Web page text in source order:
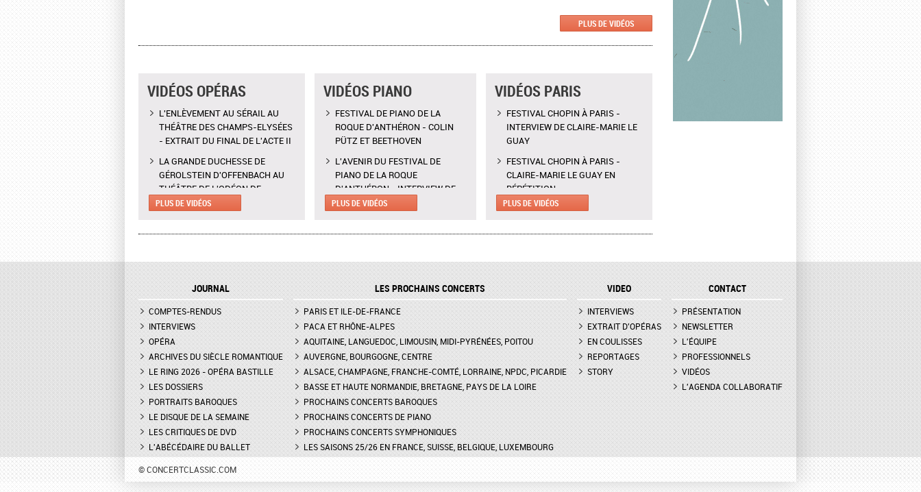
PLUS DE VIDÉOS
VIDÉOS OPÉRAS
L'ENLÈVEMENT AU SÉRAIL AU
THÉÂTRE DES CHAMPS-ELYSÉES
- EXTRAIT DU FINAL DE L'ACTE II
LA GRANDE DUCHESSE DE
GÉROLSTEIN D'OFFENBACH AU
THÉÂTRE DE L'ODÉON DE
MARSEILLE - EXTRAIT DE "AH !
L'ENLÈVEMENT AU SÉRAIL AU
- INTERVIEW DE MANON
LA GRANDE DUCHESSE DE
GÉROLSTEIN D'OFFENBACH AU
THÉÂTRE DE L'ODÉON DE
MARSEILLE - INTERVIEW D'YVES
COUDRAY, METTEUR EN SCÈN
DON GIOVANNI À L'OPÉRA DE
MONTPELLIER - EXTRAIT DE
"TREMA, TREMA, O SCELLERATO!"
PLUS DE VIDÉOS
VIDÉOS PIANO
FESTIVAL DE PIANO DE LA
ROQUE D'ANTHÉRON - COLIN
PÜTZ ET BEETHOVEN
L'AVENIR DU FESTIVAL DE
PIANO DE LA ROQUE
D'ANTHÉRON - INTERVIEW DE
CLAIRE DÉSERT, CO-
MARTINA MEOLA REMPLACE AU
BUNIATISHVILI AU FESTIVAL DE
D'ANTHÉRON
FESTIVAL DE PIANO DE LA
ROQUE D'ANTHÉON - LE RITUEL
DE LA PRÉSENTATION DES
PIANOS
FESTIVAL CHOPIN À PARIS -
INTERVIEW DE CLAIRE-MARIE LE
GUAY
PLUS DE VIDÉOS
VIDÉOS PARIS
FESTIVAL CHOPIN À PARIS -
INTERVIEW DE CLAIRE-MARIE LE
GUAY
FESTIVAL CHOPIN À PARIS -
CLAIRE-MARIE LE GUAY EN
RÉPÉTITION
CALDER PIECE D'EARLE BROWN À
INTERVIEWS DE ADÉLAÏDE
EMMANUEL JACQUET,
CALDER PIECE À LA FONDATION
VUITTON - EXTRAIT PAR
ADÉLAÏDE FERRIÈRE, VANESSA
PORTER, EMMANUEL JACQUET,
RODOLPHE THÉRY
FESTIVAL CHOPIN À PARIS -
EXTRAIT DU SCHERZO N°2 DE
PLUS DE VIDÉOS
JOURNAL
COMPTES-RENDUS
INTERVIEWS
OPÉRA
ARCHIVES DU SIÈCLE ROMANTIQUE
LE RING 2026 - OPÉRA BASTILLE
LES DOSSIERS
PORTRAITS BAROQUES
LE DISQUE DE LA SEMAINE
LES CRITIQUES DE DVD
L'ABÉCÉDAIRE DU BALLET
LES PROCHAINS CONCERTS
PARIS ET ILE-DE-FRANCE
PACA ET RHÔNE-ALPES
AQUITAINE, LANGUEDOC, LIMOUSIN, MIDI-PYRÉNÉES, POITOU
AUVERGNE, BOURGOGNE, CENTRE
ALSACE, CHAMPAGNE, FRANCHE-COMTÉ, LORRAINE, NPDC, PICARDIE
BASSE ET HAUTE NORMANDIE, BRETAGNE, PAYS DE LA LOIRE
PROCHAINS CONCERTS BAROQUES
PROCHAINS CONCERTS DE PIANO
PROCHAINS CONCERTS SYMPHONIQUES
LES SAISONS 25/26 EN FRANCE, SUISSE, BELGIQUE, LUXEMBOURG
VIDEO
INTERVIEWS
EXTRAIT D'OPÉRAS
EN COULISSES
REPORTAGES
STORY
CONTACT
PRÉSENTATION
NEWSLETTER
L'ÉQUIPE
PROFESSIONNELS
VIDÉOS
L'AGENDA COLLABORATIF
© CONCERTCLASSIC.COM